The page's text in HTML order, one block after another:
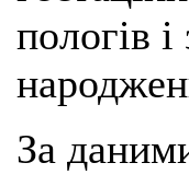
пологів
За